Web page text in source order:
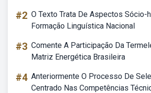
#2 O Texto Trata De Aspectos Sócio-
Formação Linguística Nacional
#3 Comente A Participação Da
Matriz Energética Brasileira
#4 Anteriormente O Processo De
Centrado Nas Competências